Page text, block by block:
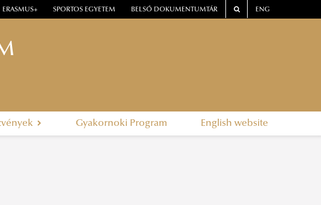
ERASMUS+ SPORTOS EGYETEM BELSŐ DOKUMENTUMTÁR ENG
Gyakornoki Program English website